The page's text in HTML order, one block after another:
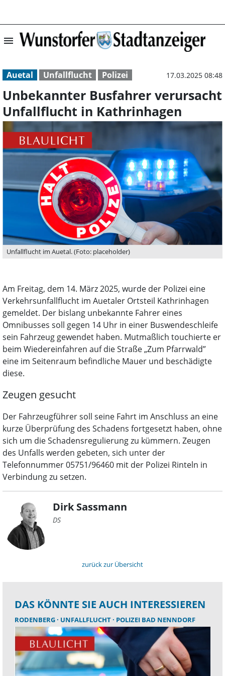
menu Unbekannter
Auetal Unfallflucht Polizei 17.03.2025 08:48
Unbekannter Busfahrer verursacht
Unfallflucht in Kathrinhagen
Unfallflucht im Auetal. (Foto: placeholder)
Am Freitag, dem 14. März 2025, wurde der Polizei eine
Verkehrsunfallflucht im Auetaler Ortsteil Kathrinhagen
gemeldet. Der bislang unbekannte Fahrer eines
Omnibusses soll gegen 14 Uhr in einer Buswendeschleife
sein Fahrzeug gewendet haben. Mutmaßlich touchierte er
beim Wiedereinfahren auf die Straße „Zum Pfarrwald”
eine im Seitenraum befindliche Mauer und beschädigte
diese.
Zeugen gesucht
Der Fahrzeugführer soll seine Fahrt im Anschluss an eine
kurze Überprüfung des Schadens fortgesetzt haben, ohne
sich um die Schadensregulierung zu kümmern. Zeugen
des Unfalls werden gebeten, sich unter der
Telefonnummer 05751/96460 mit der Polizei Rinteln in
Verbindung zu setzen.
Dirk Sassmann
DS
zurück zur Übersicht
DAS KÖNNTE SIE AUCH INTERESSIEREN
RODENBERG UNFALLFLUCHT POLIZEI BAD NENNDORF